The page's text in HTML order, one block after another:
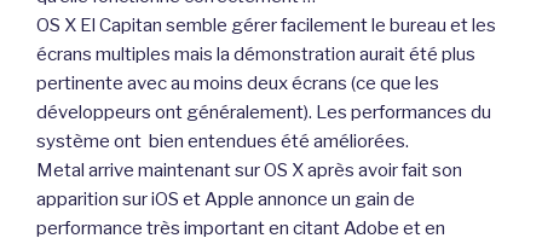
OS X El Capitan semble gérer facilement le bureau et les
écrans multiples mais la démonstration aurait été plus
pertinente avec au moins deux écrans (ce que les
développeurs ont généralement). Les performances du
système ont bien entendues été améliorées.
Metal arrive maintenant sur OS X après avoir fait son
apparition sur iOS et Apple annonce un gain de
performance très important en citant Adobe et en